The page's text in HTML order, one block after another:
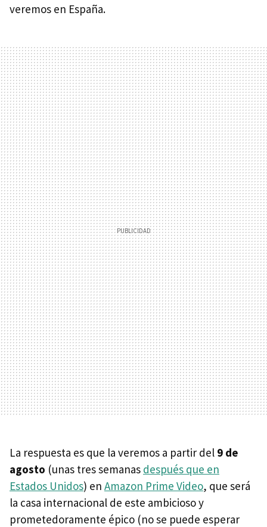
veremos en España.
La respuesta es que la veremos a partir del 9 de
agosto (unas tres semanas después que en
Estados Unidos) en Amazon Prime Video, que será
la casa internacional de este ambicioso y
prometedoramente épico (no se puede esperar